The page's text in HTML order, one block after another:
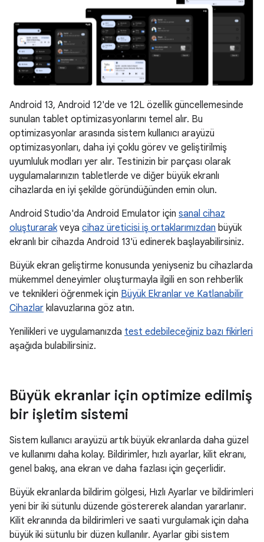
Android 13, Android 12'de ve 12L özellik güncellemesinde
sunulan tablet optimizasyonlarını temel alır. Bu
optimizasyonlar arasında sistem kullanıcı arayüzü
optimizasyonları, daha iyi çoklu görev ve geliştirilmiş
uyumluluk modları yer alır. Testinizin bir parçası olarak
uygulamalarınızın tabletlerde ve diğer büyük ekranlı
cihazlarda en iyi şekilde göründüğünden emin olun.
Android Studio'da Android Emulator için sanal cihaz
oluşturarakveya cihaz üreticisi iş ortaklarımızdan büyük
ekranlı bir cihazda Android 13'ü edinerek başlayabilirsiniz.
Büyük ekran geliştirme konusunda yeniyseniz bu cihazlarda
mükemmel deneyimler oluşturmayla ilgili en son rehberlik
ve teknikleri öğrenmek için Büyük Ekranlar ve Katlanabilir
Cihazlar kılavuzlarına göz atın.
Yenilikleri ve uygulamanızda test edebileceğiniz bazı fikirleri
aşağıda bulabilirsiniz.
Büyük ekranlar için optimize edilmiş
bir işletim sistemi
Sistem kullanıcı arayüzü artık büyük ekranlarda daha güzel
ve kullanımı daha kolay. Bildirimler, hızlı ayarlar, kilit ekranı,
genel bakış, ana ekran ve daha fazlası için geçerlidir.
Büyük ekranlarda bildirim gölgesi, Hızlı Ayarlar ve bildirimleri
yeni bir iki sütunlu düzende göstererek alandan yararlanır.
Kilit ekranında da bildirimleri ve saati vurgulamak için daha
büyük iki sütunlu bir düzen kullanılır. Ayarlar gibi sistem